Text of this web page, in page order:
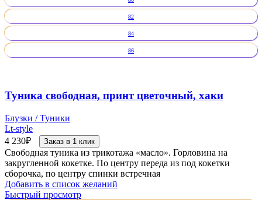
82
84
86
Туника свободная, принт цветочный, хаки
Блузки / Туники
Lt-style
4 230₽ Заказ в 1 клик
Свободная туника из трикотажа «масло». Горловина на
закругленной кокетке. По центру переда из под кокетки
сборочка, по центру спинки встречная
Добавить в список желаний
Быстрый просмотр